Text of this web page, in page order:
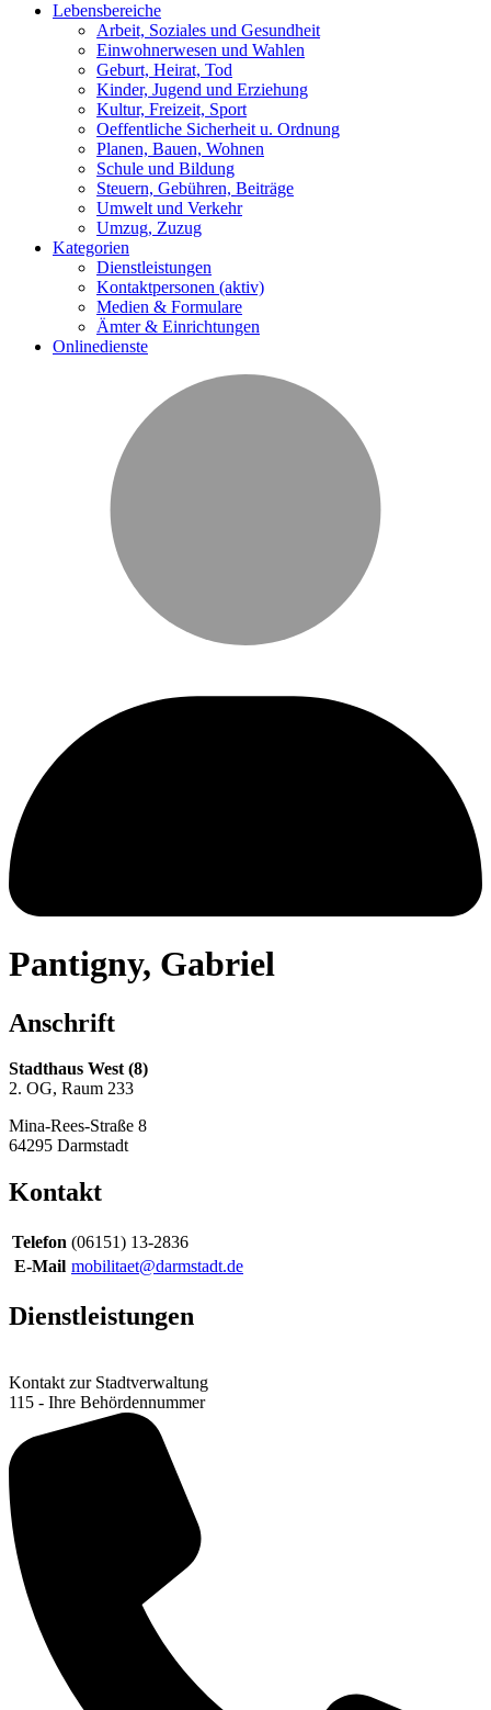
Lebensbereiche
Arbeit, Soziales und Gesundheit
Einwohnerwesen und Wahlen
Geburt, Heirat, Tod
Kinder, Jugend und Erziehung
Kultur, Freizeit, Sport
Oeffentliche Sicherheit u. Ordnung
Planen, Bauen, Wohnen
Schule und Bildung
Steuern, Gebühren, Beiträge
Umwelt und Verkehr
Umzug, Zuzug
Kategorien
Dienstleistungen
Kontaktpersonen (aktiv)
Medien & Formulare
Ämter & Einrichtungen
Onlinedienste
Pantigny, Gabriel
Anschrift
Stadthaus West (8)
2. OG, Raum 233
Mina-Rees-Straße 8
64295 Darmstadt
Kontakt
Telefon (06151) 13-2836
E-Mail mobilitaet@darmstadt.de
Dienstleistungen
Kontakt zur Stadtverwaltung
115 - Ihre Behördennummer